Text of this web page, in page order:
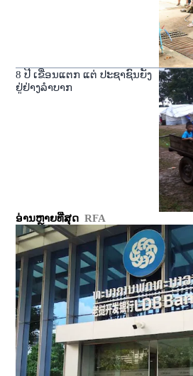
8 ປີ ເຂື່ອນແຕກ ແຕ່ ປະຊາຊົນຍັງ
ຢູ່ຢ່າງລໍາບາກ
ອ່ານຫຼາຍທີ່ສຸດ RFA